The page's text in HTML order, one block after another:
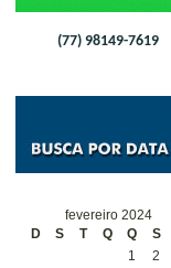
(77) 98149-7619
fevereiro 2024
D
S T Q Q S
1 2